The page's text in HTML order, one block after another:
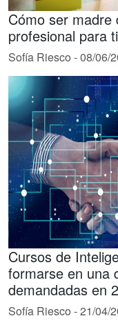
Cómo ser
profesional para
Sofía Riesco -08/06/
Cursos de
formarse en una
demandadas en
Sofía Riesco -21/04/